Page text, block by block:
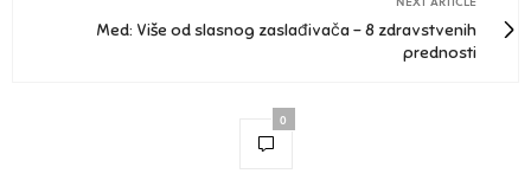
Med: Više od slasnog zaslađivača - 8 zdravstvenih
prednosti
0